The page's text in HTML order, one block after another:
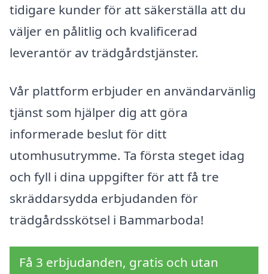
tidigare kunder för att säkerställa att du
väljer en pålitlig och kvalificerad
leverantör av trädgårdstjänster.
Vår plattform erbjuder en användarvänlig
tjänst som hjälper dig att göra
informerade beslut för ditt
utomhusutrymme. Ta första steget idag
och fyll i dina uppgifter för att få tre
skräddarsydda erbjudanden för
trädgårdsskötsel i Bammarboda!
Få 3 erbjudanden, gratis och utan